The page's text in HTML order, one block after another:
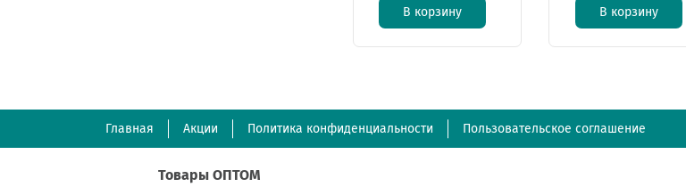
В корзину В корзину
Главная Акции Политика конфиденциальности Пользовательское соглашение
Товары ОПТОМ